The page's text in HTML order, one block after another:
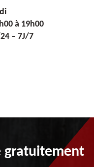
à 19h00
– 7J/7
gratuitement